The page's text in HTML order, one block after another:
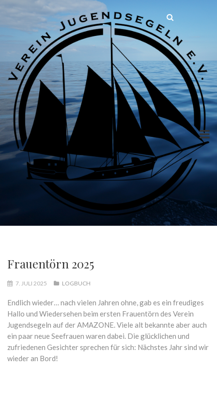
Frauentörn 2025
7. JULI 2025 LOGBUCH
Endlich wieder… nach vielen Jahren ohne, gab es ein freudiges
Hallo und Wiedersehen beim ersten Frauentörn des Verein
Jugendsegeln auf der AMAZONE. Viele alt bekannte aber auch
ein paar neue Seefrauen waren dabei. Die glücklichen und
zufriedenen Gesichter sprechen für sich: Nächstes Jahr sind wir
wieder an Bord!